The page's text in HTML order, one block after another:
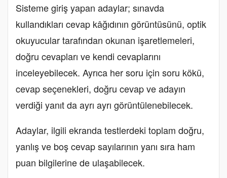
Sisteme giriş yapan adaylar; sınavda
kullandıkları cevap kâğıdının görüntüsünü, optik
okuyucular tarafından okunan işaretlemeleri,
doğru cevapları ve kendi cevaplarını
inceleyebilecek. Ayrıca her soru için soru kökü,
cevap seçenekleri, doğru cevap ve adayın
verdiği yanıt da ayrı ayrı görüntülenebilecek.
Adaylar, ilgili ekranda testlerdeki toplam doğru,
yanlış ve boş cevap sayılarının yanı sıra ham
puan bilgilerine de ulaşabilecek.